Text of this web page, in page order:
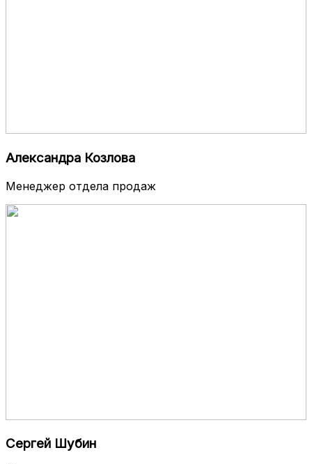
Александра Козлова
Менеджер отдела продаж
Сергей Шубин